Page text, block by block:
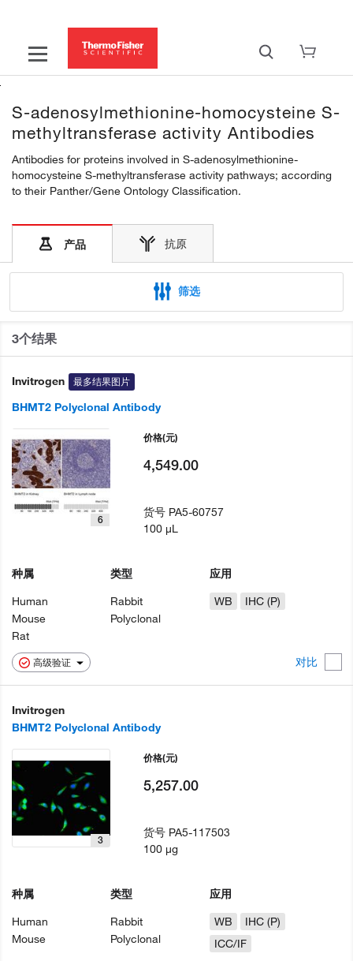
S-adenosylmethionine-homocysteine S-
methyltransferase activity Antibodies
Antibodies for proteins involved in S-adenosylmethionine-
homocysteine S-methyltransferase activity pathways; according
to their Panther/Gene Ontology Classification.
产品 抗原
筛选
3个结果
Invitrogen 最多结果图片
BHMT2 Polyclonal Antibody
高级验证 对比
6
种属
Human
Mouse
Rat
类型
Rabbit
Polyclonal
应用
WB
IHC (P)
价格(元)
4,549.00
货号 PA5-60757
100 µL
Invitrogen
BHMT2 Polyclonal Antibody
3
种属
Human
Mouse
类型
Rabbit
Polyclonal
应用
WB
IHC (P)
ICC/IF
价格(元)
5,257.00
货号 PA5-117503
100 µg